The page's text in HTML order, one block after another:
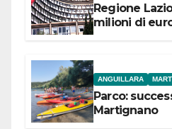
Regione
milioni di
ANGUILLARA
Parco:
Martignano